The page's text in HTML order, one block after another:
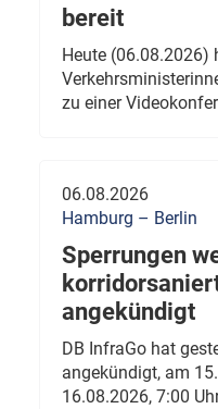
bereit
Heute (06.08.2026)
zu einer
06.08.2026
Hamburg – Berlin
Sperrungen
angekündigt
DB InfraGo hat
angekündigt, am
16.08.2026, 7:00